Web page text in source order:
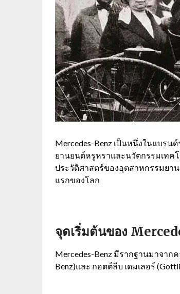
Mercedes-Benz เป็นหนึ่งในแบรน
ยานยนต์หรูหราและนวัตกรรมเทค
ประวัติศาสตร์ของอุตสาหกรรมยา
แรกของโลก
จุดเริ่มต้นของ
Mercedes-Benz มีรากฐานมาจากค
Benz)และ กอตต์ลีบ เดมเลอร์ (